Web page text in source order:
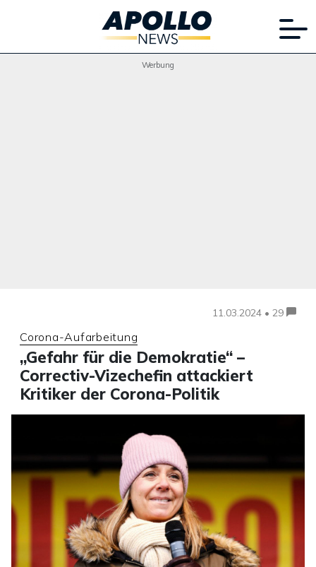
Werbung
11.03.2024 • 29
Corona-Aufarbeitung
„Gefahr für die Demokratie“ –
Correctiv-Vizechefin attackiert
Kritiker der Corona-Politik